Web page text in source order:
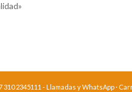
2345111 - Llamadas y WhatsApp ·